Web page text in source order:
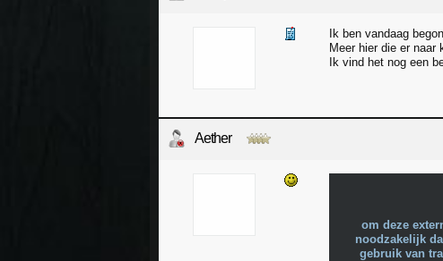
Ik ben vandaag
Meer hier die er naar
Ik vind het nog een
Aether
om deze
noodzakelijk
gebruik van